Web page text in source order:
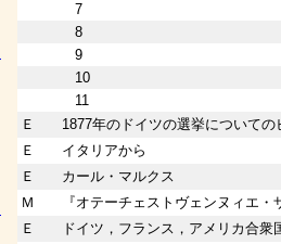
7
8
9
10
11
Ｅ
1877年のドイツの選挙について
Ｅ
イタリアから
Ｅ
カール・マルクス
Ｍ
『オテーチェストヴェンヌィエ
Ｅ
ドイツ，フランス，アメリカ合